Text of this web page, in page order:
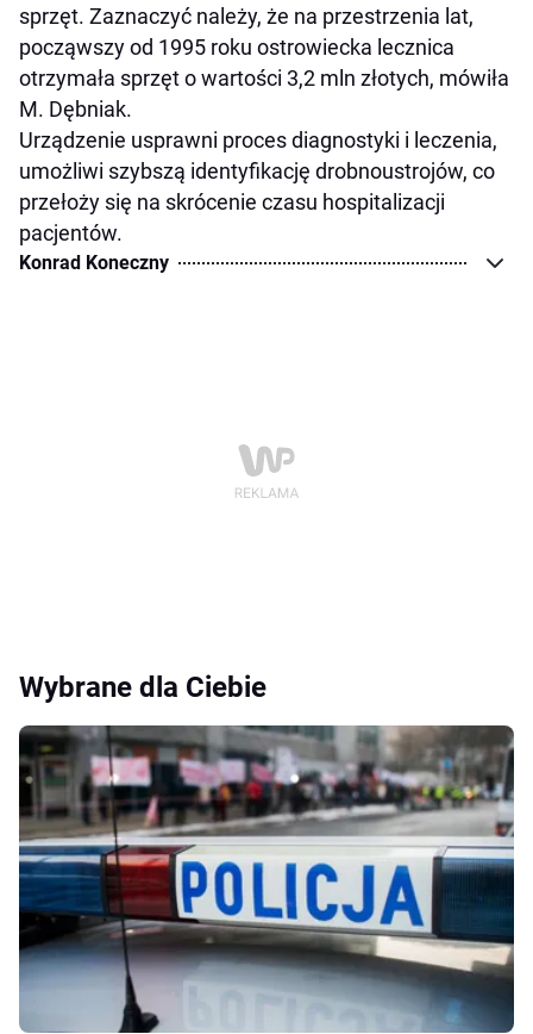
sprzęt. Zaznaczyć należy, że na przestrzenia lat,
począwszy od 1995 roku ostrowiecka lecznica
otrzymała sprzęt o wartości 3,2 mln złotych, mówiła
M. Dębniak.
Urządzenie usprawni proces diagnostyki i leczenia,
umożliwi szybszą identyfikację drobnoustrojów, co
przełoży się na skrócenie czasu hospitalizacji
pacjentów.
Konrad Koneczny
Wybrane dla Ciebie